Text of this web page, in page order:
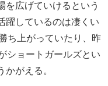
を広げていけるという
躍しているのは凄くい
ち上がっていたり、昨
ショートガールズとい
がえる。